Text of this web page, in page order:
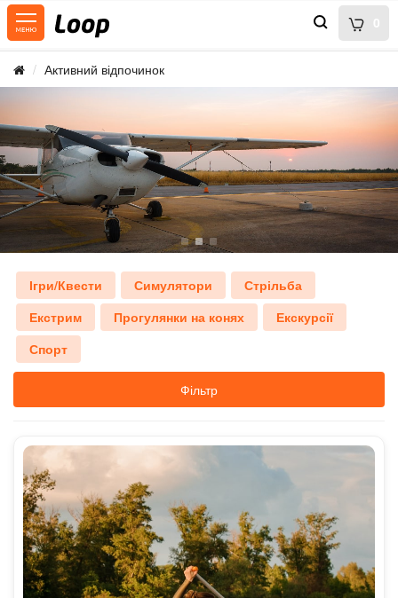
0
Активний відпочинок
Ігри/Квести Симулятори
Стрільба
Екстрим
Прогулянки на конях
Екскурсії
Спорт
Фільтр